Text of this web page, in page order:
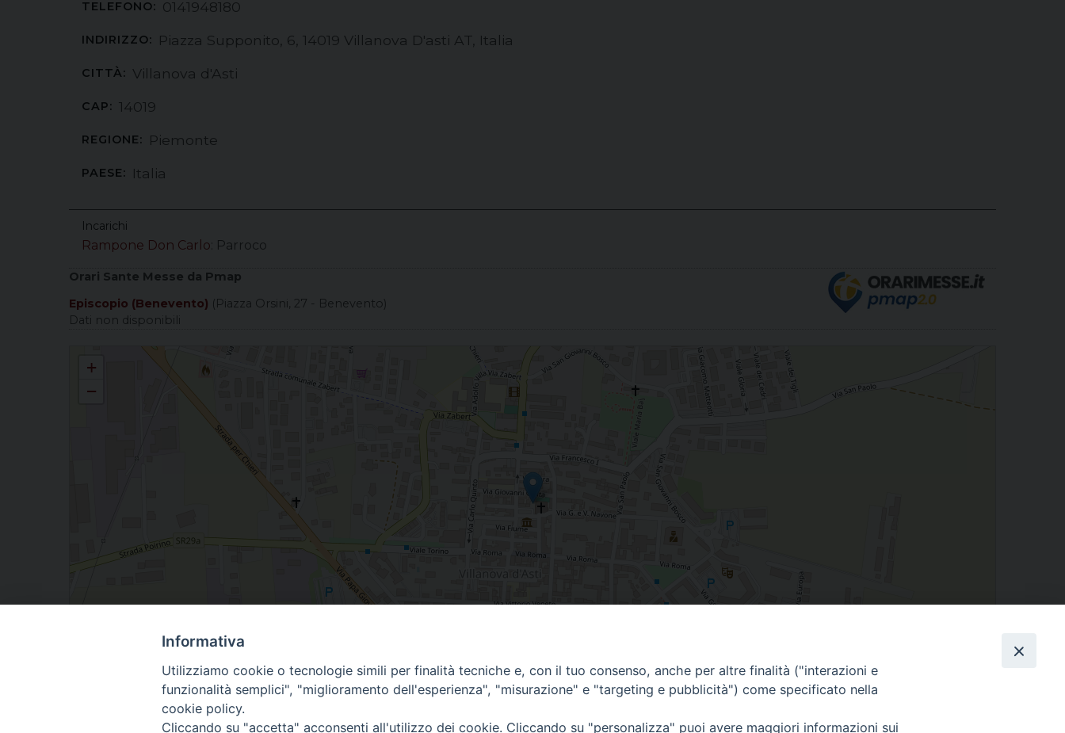
TELEFONO: 0141948180
INDIRIZZO: Piazza Supponito, 6, 14019 Villanova D'asti AT, Italia
CITTÀ: Villanova d'Asti
CAP: 14019
REGIONE: Piemonte
PAESE: Italia
Incarichi
Rampone Don Carlo : Parroco
Orari Sante Messe da Pmap
Episcopio (Benevento) (Piazza Orsini, 27 - Benevento)
Dati non disponibili
Santi Martino e Pietro
+
−
Piazza Supponito, 6, 14019 Villanova D'asti AT, Italia
Informativa
Utilizziamo cookie o tecnologie simili per finalità tecniche e, con il tuo consenso, anche per altre finalità ("interazioni e
funzionalità semplici", "miglioramento dell'esperienza", "misurazione" e "targeting e pubblicità") come specificato nella
cookie policy.
Cliccando su "accetta" acconsenti all'utilizzo dei cookie. Cliccando su "personalizza" puoi avere maggiori informazioni sui